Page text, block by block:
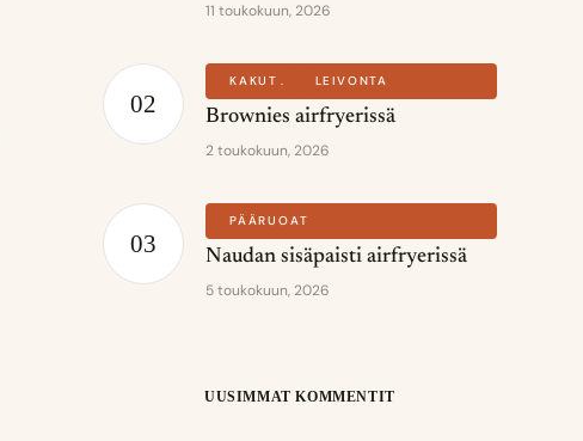
11 toukokuun, 2026
KAKUT LEIVONTA
Brownies airfryerissä
2 toukokuun, 2026
PÄÄRUOAT
Naudan sisäpaisti airfryerissä
5 toukokuun, 2026
UUSIMMAT KOMMENTIT